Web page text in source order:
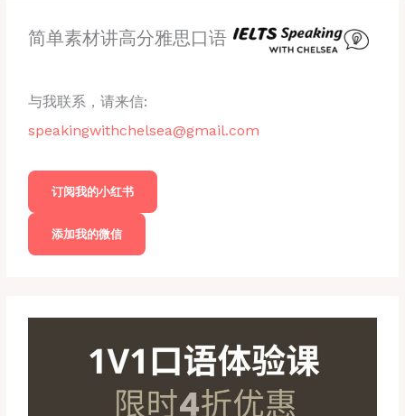
简单素材讲高分雅思口语
与我联系，请来信:
speakingwithchelsea@gmail.com
订阅我的小红书
添加我的微信